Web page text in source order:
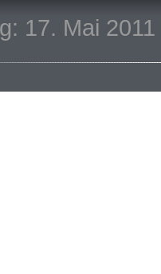
17. Mai